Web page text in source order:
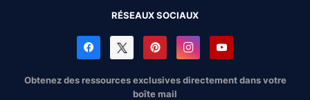
RÉSEAUX SOCIAUX
Obtenez des ressources exclusives directement dans votre
boîte mail